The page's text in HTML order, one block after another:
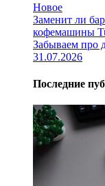
Новое
Заменит ли
кофемашины
Забываем про
31.07.2026
Последние